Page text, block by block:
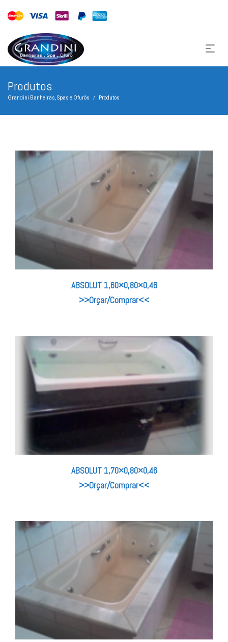
Produtos
Grandini Banheiras, Spas e Ofurôs / Produtos
ABSOLUT 1,60×0,80×0,46
>>Orçar/Comprar<<
ABSOLUT 1,70×0,80×0,46
>>Orçar/Comprar<<